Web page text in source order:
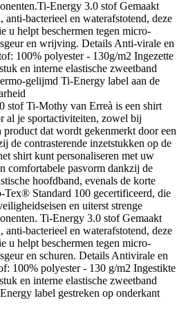
Energy 3.0 stof Gemaakt
bacterieel en waterafstotend, deze
u helpt beschermen tegen micro-
en wrijving. Details Anti-virale en
100% polyester - 130g/m2 Ingezette
en interne elastische zweetband
gelijmd Ti-Energy label aan de
stof Ti-Mothy van Erreà is een shirt
al je sportactiviteiten, zowel bij
dat wordt gekenmerkt door een
de contrasterende inzetstukken op de
shirt kunt personaliseren met uw
comfortabele pasvorm dankzij de
hoofdband, evenals de korte
Standard 100 gecertificeerd, die
en uiterst strenge
Ti-Energy 3.0 stof Gemaakt
bacterieel en waterafstotend, deze
u helpt beschermen tegen micro-
en schuren. Details Antivirale en
100% polyester - 130 g/m2 Ingestikte
en interne elastische zweetband
label gestreken op onderkant